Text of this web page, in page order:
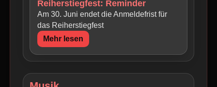
Reiherstiegfest: Reminder
Am 30. Juni endet die Anmeldefrist für
das Reiherstiegfest
Mehr lesen